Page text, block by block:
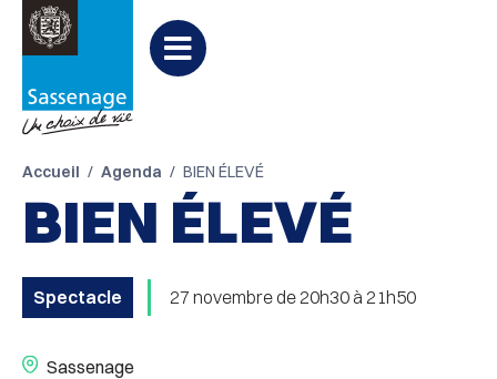
Aller à la recherche
PARTAGER Partager
sur
Accueil Agenda BIEN ÉLEVÉ
BIEN ÉLEVÉ
Spectacle 27 novembre de 20h30 à 21h50
Sassenage